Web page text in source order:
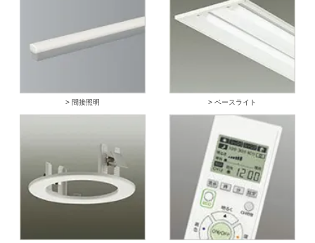
> 間接照明 > ベースライト